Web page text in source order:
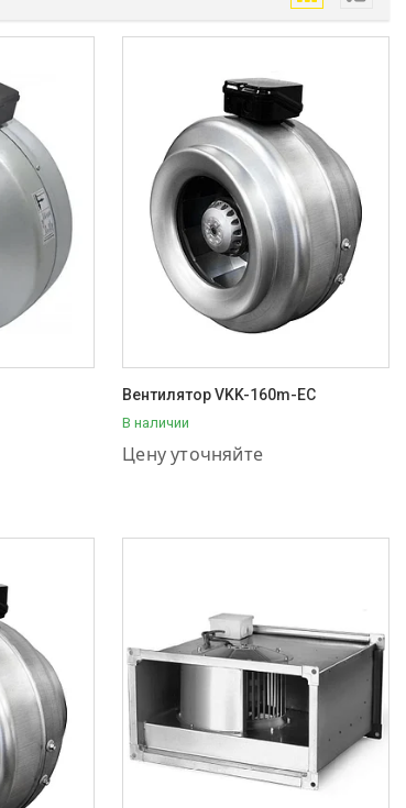
Вентилятор VKK-160m-EC
В наличии
Цену уточняйте
+7 (707) 111-57-56